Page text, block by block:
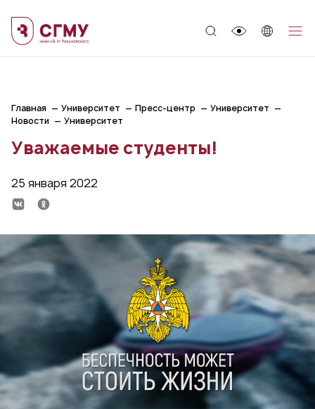
Главная Университет Пресс-центр
Университет
Новости
Университет
Уважаемые студенты!
25 января 2022